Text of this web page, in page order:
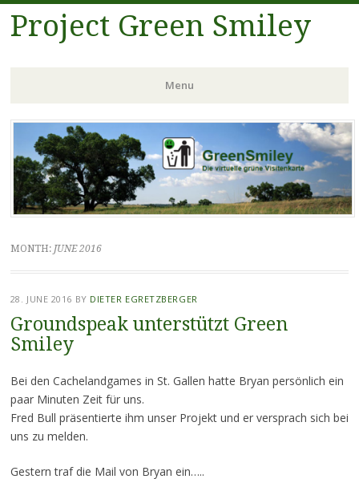
Project Green Smiley
Menu
Skip
content
MONTH: JUNE 2016
28. JUNE 2016 BY DIETER EGRETZBERGER
Groundspeak unterstützt Green
Smiley
Bei den Cachelandgames in St. Gallen hatte Bryan persönlich ein
paar Minuten Zeit für uns.
Fred Bull präsentierte ihm unser Projekt und er versprach sich bei
uns zu melden.
Gestern traf die Mail von Bryan ein…..